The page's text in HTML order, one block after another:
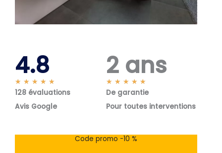
4.8
★ ★ ★ ★ ★
o
s
128 évaluations
Avis Google
2 ans
★ ★ ★ ★ ★
o
s
De garantie
Pour toutes interventions
Code promo -10 %